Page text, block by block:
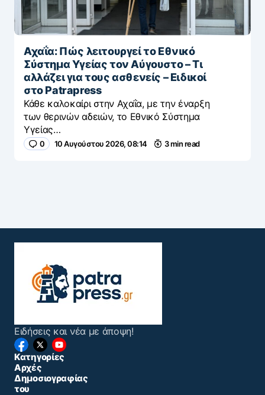
Αχαΐα: Πώς λειτουργεί το Εθνικό
Σύστημα Υγείας τον Αύγουστο – Τι
αλλάζει για τους ασθενείς – Eιδικοί
στο Patrapress
Κάθε καλοκαίρι στην Αχαΐα, με την έναρξη
των θερινών αδειών, το Εθνικό Σύστημα
Υγείας…
0 10 Αυγούστου 2026, 08:14 3 min read
Ειδήσεις και νέα με άποψη!
Κατηγορίες
Αρχές
Δημοσιογραφίας
του